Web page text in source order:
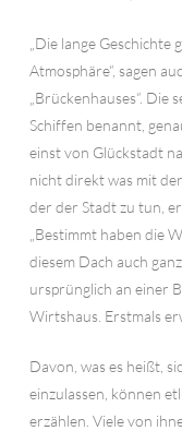
„Die lange
Atmosphäre“, sagen
„Brückenhauses“.
Schiffen benannt,
einst von Glückstadt
nicht direkt was mit
der der Stadt zu tun,
„Bestimmt haben die
diesem Dach auch
ursprünglich an einer
Wirtshaus. Erstmals
Davon, was es heißt,
einzulassen, können
erzählen. Viele von